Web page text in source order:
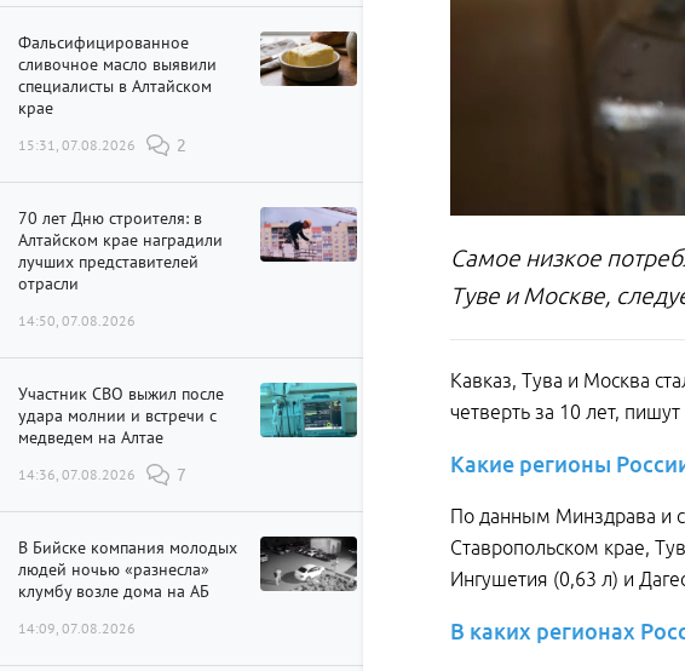
Фальсифицированное
сливочное масло выявили
специалисты в Алтайском
крае
15:31, 07.08.2026 2
70 лет Дню строителя: в
Алтайском крае наградили
лучших представителей
отрасли
14:50, 07.08.2026
Участник СВО выжил после
удара молнии и встречи с
медведем на Алтае
14:36, 07.08.2026 7
В Бийске компания молодых
людей ночью «разнесла»
клумбу возле дома на АБ
14:09, 07.08.2026
Самое низкое
Туве и Москве,
Кавказ, Тува и Москва
четверть за 10 лет, пишут
Какие регионы
По данным Минздрава и
Ставропольском крае,
Ингушетия (0,63 л) и
В каких регионах